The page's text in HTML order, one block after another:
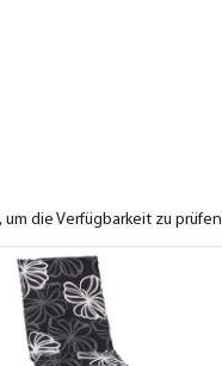
, um die Verfügbarkeit zu prüfen